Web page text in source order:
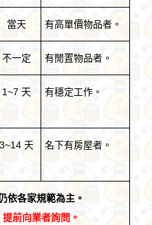
當天 有高單價物品者。
不一定 有閒置物品者。
1~7 天 有穩定工作。
3~14 天 名下有房屋者。
依各家規範為主。
前向業者詢問。